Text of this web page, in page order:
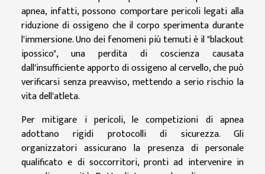
apnea, infatti, possono comportare pericoli legati alla
riduzione di ossigeno che il corpo sperimenta durante
l'immersione. Uno dei fenomeni più temuti è il "blackout
ipossico", una perdita di coscienza causata
dall'insufficiente apporto di ossigeno al cervello, che può
verificarsi senza preavviso, mettendo a serio rischio la
vita dell'atleta.
Per mitigare i pericoli, le competizioni di apnea
adottano rigidi protocolli di sicurezza. Gli
organizzatori assicurano la presenza di personale
qualificato e di soccorritori, pronti ad intervenire in